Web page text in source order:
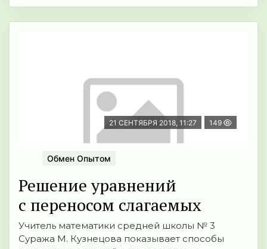
21 СЕНТЯБРЯ 2018, 11:27 149
Обмен Опытом
Решение уравнений
с переносом слагаемых
Учитель математики средней школы № 3
Суража М. Кузнецова показывает способы